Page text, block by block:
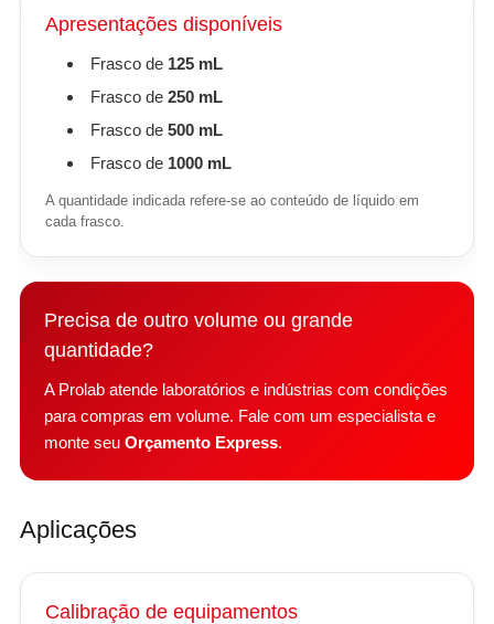
Apresentações disponíveis
Frasco de 125 mL
Frasco de 250 mL
Frasco de 500 mL
Frasco de 1000 mL
A quantidade indicada refere-se ao conteúdo de líquido em
cada frasco.
Precisa de outro volume ou grande
quantidade?
A Prolab atende laboratórios e indústrias com condições
para compras em volume. Fale com um especialista e
monte seu Orçamento Express.
Aplicações
Calibração de equipamentos